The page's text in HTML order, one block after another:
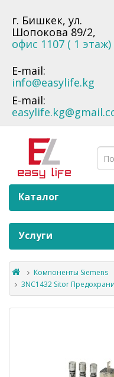
г. Бишкек, ул.
Шопокова 89/2,
офис 1107 ( 1 этаж)
E-mail:
info@easylife.kg
E-mail:
Каталог
Услуги
Компоненты Siemens
3NC1432 Sitor